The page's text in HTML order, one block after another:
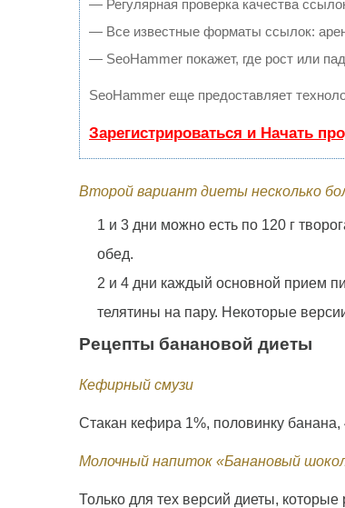
— Регулярная проверка качества
— Все известные форматы ссылок:
— SeoHammer покажет, где рост или
SeoHammer еще предоставляет
Зарегистрироваться и Начать
Второй вариант диеты несколько
1 и 3 дни можно есть по 120 г
обед.
2 и 4 дни каждый основной прием
телятины на пару. Некоторые
Рецепты банановой диеты
Кефирный смузи
Стакан кефира 1%, половинку
Молочный напиток «Банановый
Только для тех версий диеты,